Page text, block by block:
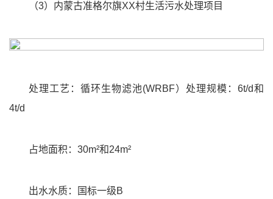
（3）内蒙古准格尔旗XX村生活污水处理项目
处理工艺：循环生物滤池(WRBF）处理规模：6t/d和
4t/d
占地面积：30m²和24m²
出水水质：国标一级B